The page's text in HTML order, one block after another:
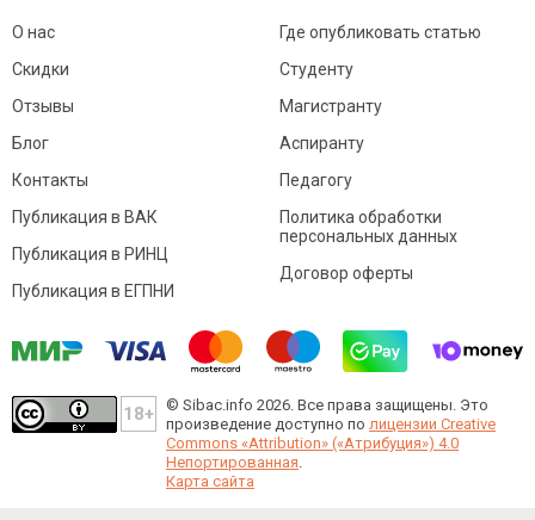
О нас
Скидки
Отзывы
Блог
Контакты
Где опубликовать статью
Студенту
Магистранту
Аспиранту
Педагогу
Публикация в ВАК
Публикация в РИНЦ
Публикация в ЕГПНИ
Политика обработки
персональных данных
Договор оферты
© Sibac.info 2026. Все права защищены. Это
произведение доступно по лицензии Creative
Commons «Attribution» («Атрибуция») 4.0
Непортированная.
Карта сайта